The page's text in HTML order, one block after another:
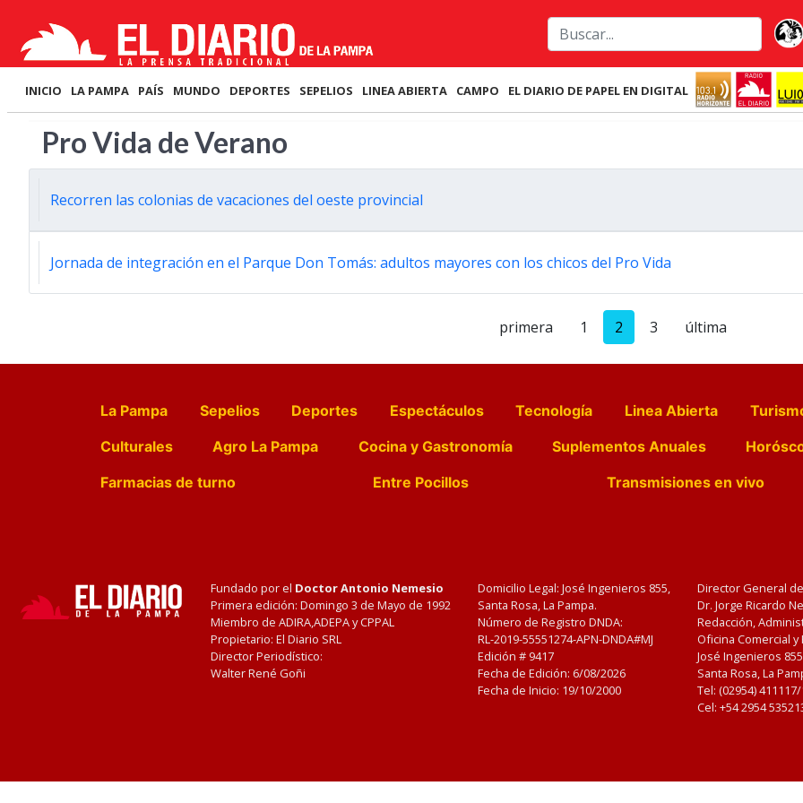
INICIO LA PAMPA PAÍS MUNDO DEPORTES SEPELIOS LINEA ABIERTA CAMPO EL DIARIO DE PAPEL EN DIGITAL
Pro Vida de Verano
Recorren las colonias de vacaciones del oeste provincial
Jornada de integración en el Parque Don Tomás: adultos mayores con los chicos del Pro Vida
primera 1 2 3 última
La Pampa Sepelios Deportes Espectáculos Tecnología Linea Abierta
Culturales
Agro La Pampa Cocina y Gastronomía Suplementos Anuales
Farmacias de turno
Entre Pocillos Transmisiones en vivo
Fundado por el Doctor Antonio Nemesio
Primera edición: Domingo 3 de Mayo de 1992
Miembro de ADIRA,ADEPA y CPPAL
Propietario: El Diario SRL
Director Periodístico:
Walter René Goñi
Domicilio Legal: José Ingenieros 855,
Santa Rosa, La Pampa.
Número de Registro DNDA:
RL-2019-55551274-APN-DNDA#MJ
Edición # 9417
Fecha de Edición: 6/08/2026
Fecha de Inicio: 19/10/2000
Director General
Dr. Jorge Ricardo
Redacción,
Oficina Comercial
José Ingenieros
Santa Rosa, La
Tel: (02954)
Cel: +54 2954